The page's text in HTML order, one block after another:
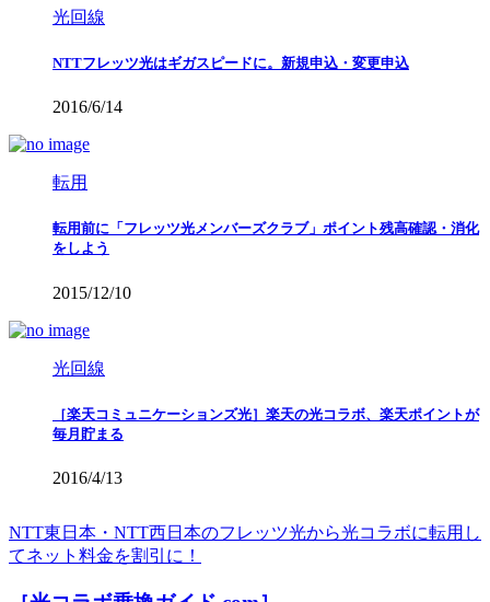
光回線
NTTフレッツ光はギガスピードに。新規申込・変更申込
2016/6/14
転用
転用前に「フレッツ光メンバーズクラブ」ポイント残高確認・消化
をしよう
2015/12/10
光回線
［楽天コミュニケーションズ光］楽天の光コラボ、楽天ポイントが
毎月貯まる
2016/4/13
NTT東日本・NTT西日本のフレッツ光から光コラボに転用し
てネット料金を割引に！